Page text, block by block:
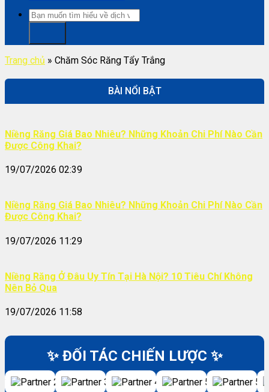
Trang chủ » Chăm Sóc Răng Tẩy Trắng
BÀI NỔI BẬT
Niềng Răng Giá Bao Nhiêu? Những Khoản Chi Phí Nào Cần
Được Công Khai?
19/07/2026 02:39
Niềng Răng Giá Bao Nhiêu? Những Khoản Chi Phí Nào Cần
Được Công Khai?
19/07/2026 11:29
Niềng Răng Ở Đâu Uy Tín Tại Hà Nội? 10 Tiêu Chí Không
Nên Bỏ Qua
19/07/2026 11:58
✨ ĐỐI TÁC CHIẾN LƯỢC ✨